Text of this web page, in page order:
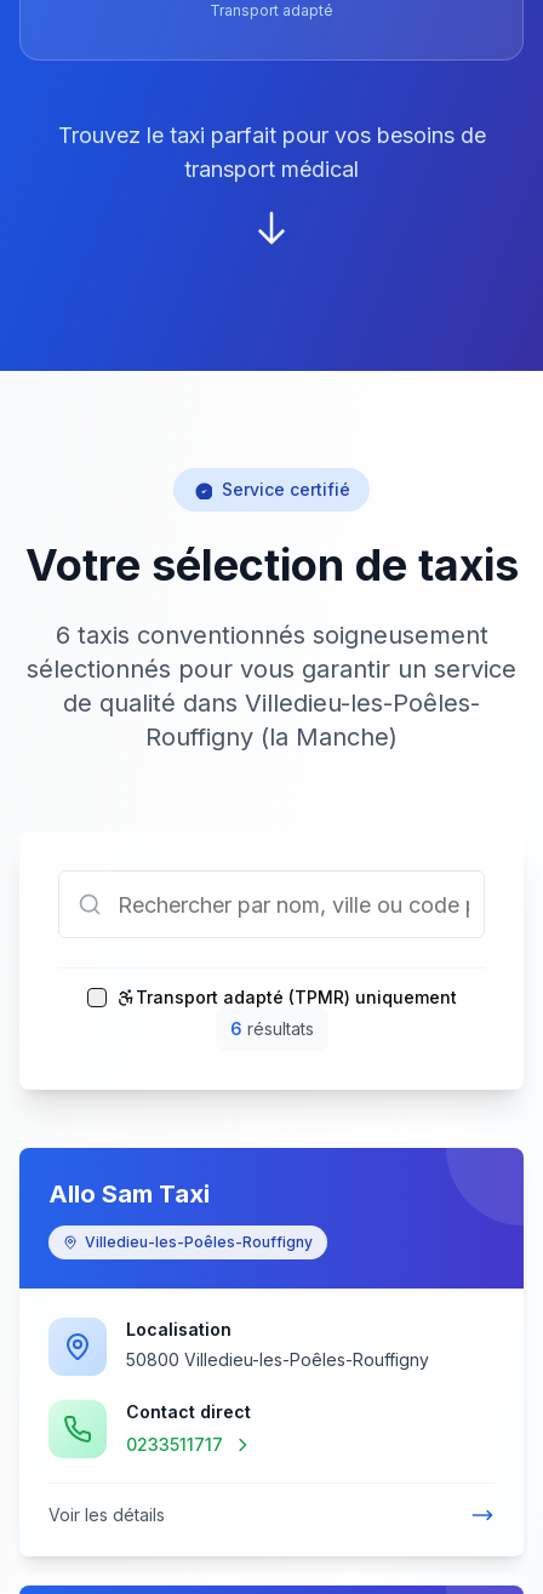
Transport adapté
Trouvez le taxi parfait pour vos besoins de
transport médical
Service certifié
Votre sélection de taxis
6 taxis conventionnés soigneusement
sélectionnés pour vous garantir un service
de qualité dans Villedieu-les-Poêles-
Rouffigny (la Manche)
Transport adapté (TPMR) uniquement
6 résultats
Allo Sam Taxi
Villedieu-les-Poêles-Rouffigny
Localisation
50800 Villedieu-les-Poêles-Rouffigny
Contact direct
0233511717
Voir les détails